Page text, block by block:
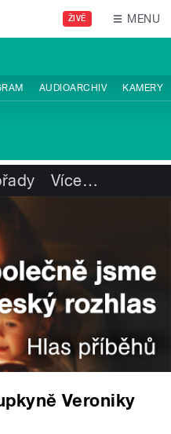
ŽIVĚ MENU
AUDIOARCHIV KAMERY
Více…
Veroniky